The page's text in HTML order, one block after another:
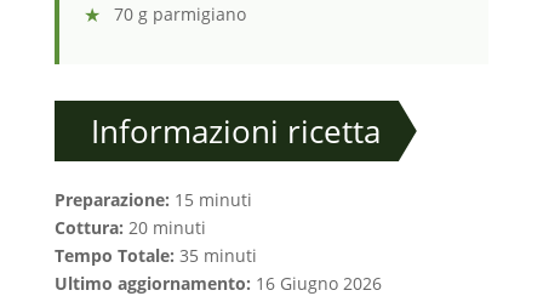
70 g parmigiano
Informazioni ricetta
Preparazione: 15 minuti
Cottura: 20 minuti
Tempo Totale: 35 minuti
Ultimo aggiornamento: 16 Giugno 2026